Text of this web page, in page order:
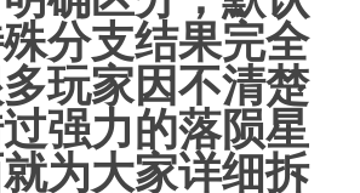
分支结果完全
玩家因不清楚
强力的落陨星
为大家详细拆